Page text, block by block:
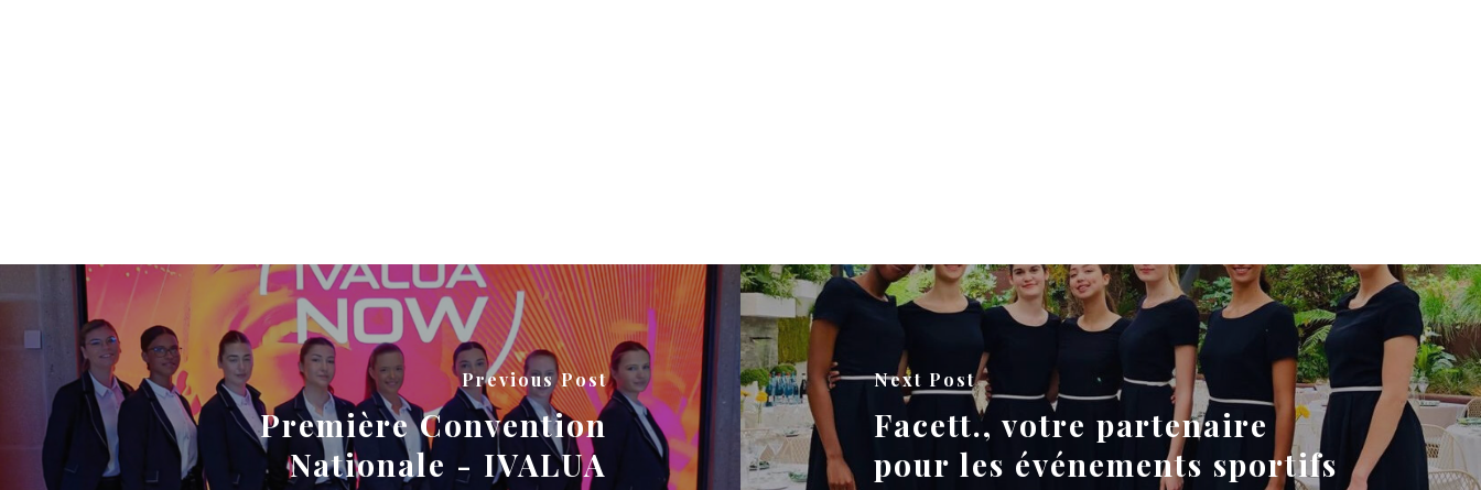
Previous Post
Première Convention
Nationale - IVALUA
Next Post
Facett., votre partenaire
pour les événements sportifs